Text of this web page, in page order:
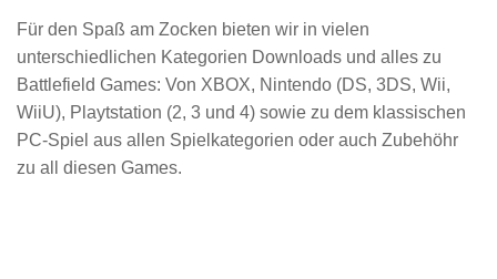
Für den Spaß am Zocken bieten wir in vielen
unterschiedlichen Kategorien Downloads und alles zu
Battlefield Games: Von XBOX, Nintendo (DS, 3DS, Wii,
WiiU), Playtstation (2, 3 und 4) sowie zu dem klassischen
PC-Spiel aus allen Spielkategorien oder auch Zubehöhr
zu all diesen Games.